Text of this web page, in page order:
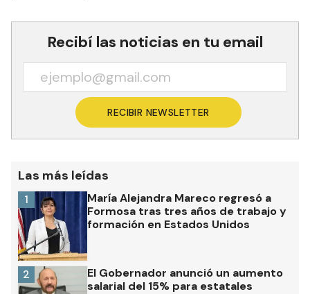
Recibí las noticias en tu email
RECIBIR NEWSLETTER
Las más leídas
María Alejandra Mareco regresó a
Formosa tras tres años de trabajo y
formación en Estados Unidos
1
El Gobernador anunció un aumento
salarial del 15% para estatales
2